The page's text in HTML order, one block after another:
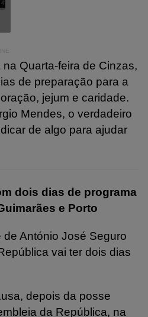
Quarta-feira de Cinzas,
de preparação para a
jejum e caridade.
Mendes, o verdadeiro
de algo para ajudar
dois dias de programa
e Porto
António José Seguro
vai ter dois dias
depois da posse
da República, na